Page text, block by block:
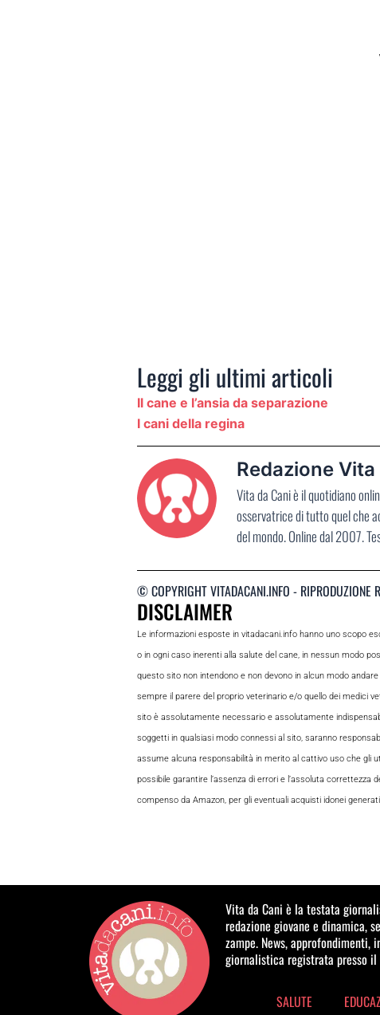
Leggi gli ultimi articoli
Il cane e l’ansia da separazione
I cani della regina
Redazione Vita
Vita da Cani è il quotidiano
osservatrice di tutto quel che
del mondo. Online dal 2007.
© COPYRIGHT VITADACANI.INFO - RIPRODUZIONE
DISCLAIMER
Le informazioni esposte in vitadacani.info hanno uno scopo
o in ogni caso inerenti alla salute del cane, in nessun modo
questo sito non intendono e non devono in alcun modo
sempre il parere del proprio veterinario e/o quello dei medici
sito è assolutamente necessario e assolutamente
soggetti in qualsiasi modo connessi al sito, saranno
assume alcuna responsabilità in merito al cattivo uso che gli
possibile garantire l’assenza di errori e l’assoluta
compenso da Amazon, per gli eventuali acquisti idonei
Vita da Cani è la testata
redazione giovane e dinamica,
zampe. News,
giornalistica registrata presso
SALUTE